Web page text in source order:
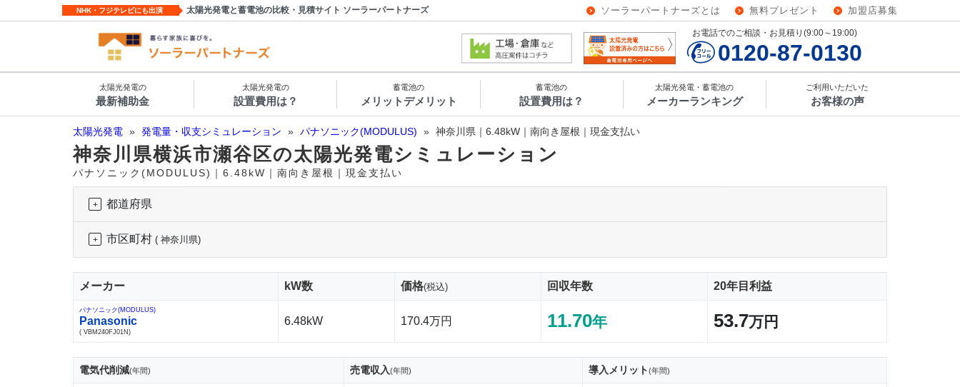
NHK・フジテレビにも出演 太陽光発電と蓄電池の比較・見積サイト ソーラーパートナーズ ソーラーパートナーズとは 無料プレゼント 加盟店募集
お電話でのご相談・お見積り(9:00～19:00)
0120-87-0130
太陽光発電の
最新補助金
太陽光発電の
設置費用は？
蓄電池の
メリットデメリット
蓄電池の
設置費用は？
太陽光発電・蓄電池の
メーカーランキング
ご利用いただいた
お客様の声
太陽光発電 » 発電量・収支シミュレーション » パナソニック(MODULUS) » 神奈川県｜6.48kW｜南向き屋根｜現金支払い
神奈川県横浜市瀬谷区の太陽光発電シミュレーション
パナソニック(MODULUS)｜6.48kW｜南向き屋根｜現金支払い
都道府県
市区町村 ( 神奈川県)
メーカー kW数 価格(税込) 回収年数 20年目利益
パナソニック(MODULUS)
Panasonic
( VBM240FJ01N)
6.48kW 170.4万円 11.70年 53.7万円
電気代削減(年間) 売電収入(年間) 導入メリット(年間)